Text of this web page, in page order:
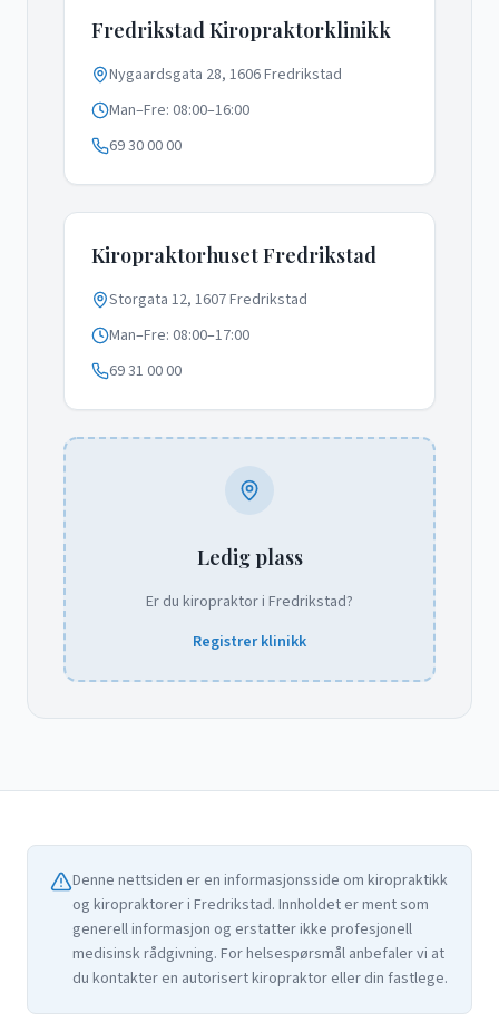
Fredrikstad Kiropraktorklinikk
Nygaardsgata 28, 1606 Fredrikstad
Man–Fre: 08:00–16:00
69 30 00 00
Kiropraktorhuset Fredrikstad
Storgata 12, 1607 Fredrikstad
Man–Fre: 08:00–17:00
69 31 00 00
Ledig plass
Er du kiropraktor i Fredrikstad?
Registrer klinikk
Denne nettsiden er en informasjonsside om kiropraktikk
og kiropraktorer i Fredrikstad. Innholdet er ment som
generell informasjon og erstatter ikke profesjonell
medisinsk rådgivning. For helsespørsmål anbefaler vi at
du kontakter en autorisert kiropraktor eller din fastlege.